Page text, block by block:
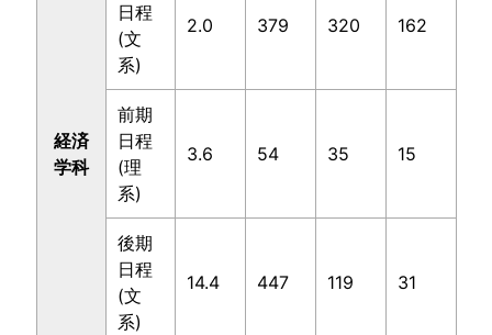
経済
学科
日程
(文
系)
2.0 379 320 162
前期
日程
(理
系)
3.6 54 35 15
後期
日程
(文
系)
14.4 447 119 31